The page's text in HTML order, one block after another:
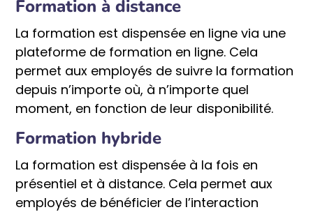
Formation à distance
La formation est dispensée en ligne via une
plateforme de formation en ligne. Cela
permet aux employés de suivre la formation
depuis n’importe où, à n’importe quel
moment, en fonction de leur disponibilité.
Formation hybride
La formation est dispensée à la fois en
présentiel et à distance. Cela permet aux
employés de bénéficier de l’interaction